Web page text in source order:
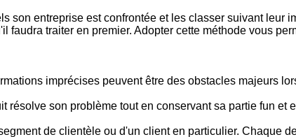
son entreprise est confrontée et les classer suivant leur
traiter en premier. Adopter cette méthode vous
imprécises peuvent être des obstacles majeurs
son problème tout en conservant sa partie fun et
de clientèle ou d'un client en particulier. Chaque